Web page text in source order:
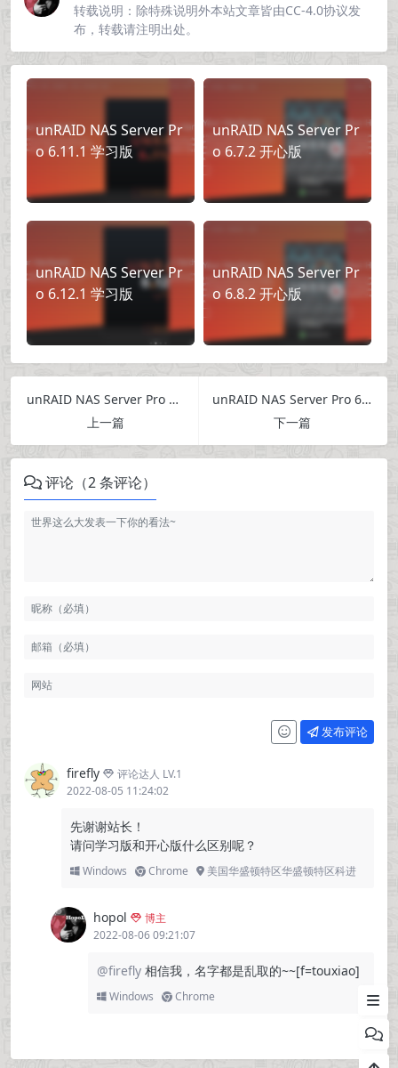
转载说明： 除特殊说明外本站文章皆由CC-4.0协议发
布，转载请注明出处。
unRAID NAS Server Pr
o 6.11.1 学习版
unRAID NAS Server Pr
o 6.7.2 开心版
unRAID NAS Server Pr
o 6.12.1 学习版
unRAID NAS Server Pr
o 6.8.2 开心版
unRAID NAS Server Pro 6.10.2 学习版
上一篇
unRAID NAS Server Pro 6.11.1 学习版
下一篇
评论（2 条评论）
发布评论
firefly
评论达人 LV.1
2022-08-05 11:24:02
先谢谢站长！
请问学习版和开心版什么区别呢？
Windows Chrome 美国华盛顿特区华盛顿特区科进
hopol
博主
2022-08-06 09:21:07
@firefly 相信我，名字都是乱取的~~[f=touxiao]
Windows Chrome
特别鸣谢
l）
学习方法
文件截图：
相关